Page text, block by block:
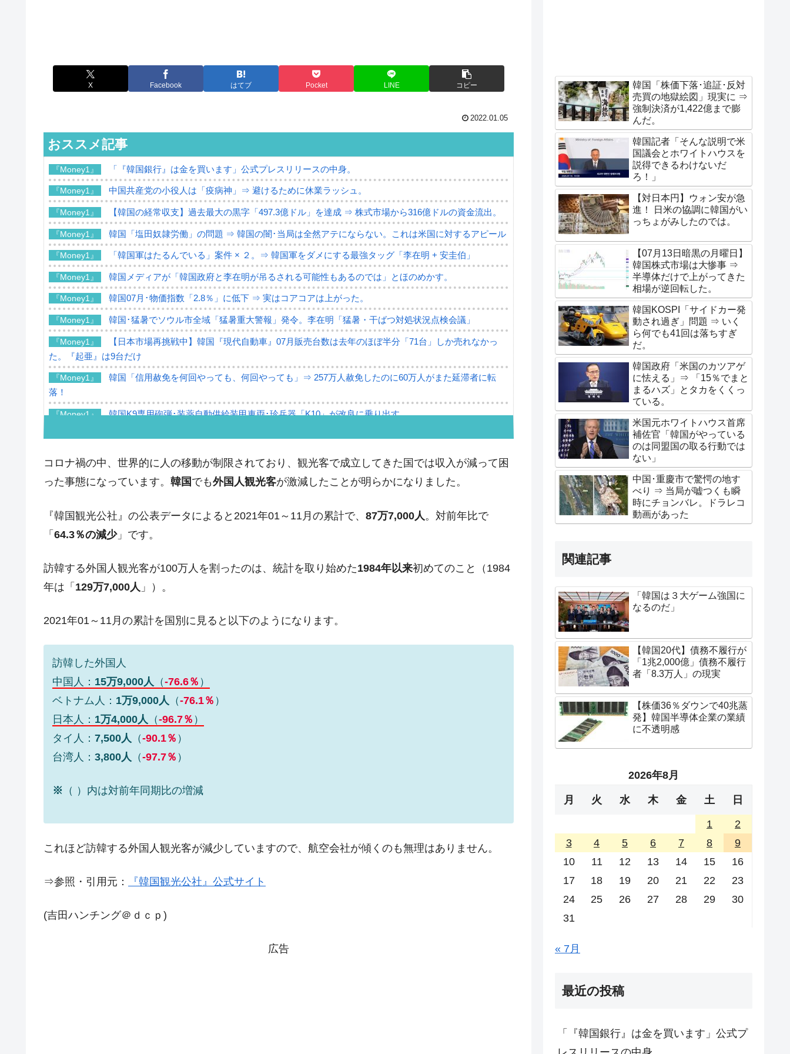
X Facebook はてブ Pocket LINE コピー
2022.01.05
おススメ記事
『Money1』 「『韓国銀行』は金を買います」公式プレスリリースの中身。
『Money1』 中国共産党の小役人は「疫病神」⇒ 避けるために休業ラッシュ。
『Money1』 【韓国の経常収支】過去最大の黒字「497.3億ドル」を達成 ⇒ 株式市場から316億ドルの資金流出。
『Money1』 韓国「塩田奴隷労働」の問題 ⇒ 韓国の闇･当局は全然アテにならない。これは米国に対するアピール
『Money1』 「韓国軍はたるんでいる」案件 × ２。⇒ 韓国軍をダメにする最強タッグ「李在明 + 安圭伯」
『Money1』 韓国メディアが「韓国政府と李在明が吊るされる可能性もあるのでは」とほのめかす。
『Money1』 韓国07月･物価指数「2.8％」に低下 ⇒ 実はコアコアは上がった。
『Money1』 韓国･猛暑でソウル市全域「猛暑重大警報」発令。李在明「猛暑・干ばつ対処状況点検会議」
『Money1』
【日本市場再挑戦中】韓国『現代自動車』07月販売台数は去年のほぼ半分「71台」しか売れなかっ
た。『起亜』は9台だけ
『Money1』
韓国「信用赦免を何回やっても、何回やっても」⇒ 257万人赦免したのに60万人がまた延滞者に転
落！
『Money1』 韓国K9専用砲弾･装薬自動供給装甲車両･珍兵器「K10」が改良に乗り出す。
『Money1』 韓国･李在明「青年層の雇用状況が悪い。せや、若者に起業させよう」⇒ どんな雇用対策だソレ。
『Money1』 【韓国の外貨準備】2026年07月は4,279億ドル。外平債の発行「19.4億ドル」
『Money1』 韓国･李在明さっそく不動産対策で浅薄な発言。
『Money1』 韓国は「中国と同じく」投資に不適格な国だ。
『Money1』 『韓国銀行』が「金の保有量を増やします」⇒「金を経由するドル入手」手段ではないのか？
『Money1』 韓国･外為取引量「1日当たり1,214.4億ドル」まで拡大 ⇒ 海外資金の動きに強く左右される状態
韓国大統領府ボンクラ政策室長が告発された ⇒ 国家が行った恐るべき株価操作であり、空前の国政
壟断
『Money1』 韓国･警察職員が「丸刈りになって抗議活動」
『Money1』 中国だけが鉄鋼輸出を異常増加させる ⇒ 中国の過剰生産が世界を蝕む。
『Money1』 韓国製造業「半導体絶好調」のウラで他業種は全般的「不調」⇒ PSIが示す現況は決して良くない。
【米韓激突案件】韓国消費者院が『クーパン』1人当たり賠償10万ウォンを認定 ⇒ 総額3兆7,000億
『Money1』 韓国で猛暑。南東部では干ばつ
『Money1』 【対日本円】ウォン安が急進！ 日米の協調に韓国がいっちょがみしたのでは。
『Money1』
在韓米国大使スティールが着韓！⇒ さっそく空港に詰めかけ「出て行け！」「極右勢力」のプラカー
『Money1』 韓国政府「2035年までに18.4GW規模のAIデータセンター整備」⇒ だから無理だってば。
『Money1』 JPモルガン「韓国レバレッジETFの清算はほぼ終わった」
韓国政府「ニセＫ-ブランドを通報しようキャンペーン」⇒ あの名物教授も登場！
コロナ禍の中、世界的に人の移動が制限されており、観光客で成立してきた国では収入が減って困
った事態になっています。 韓国 でも外国人観光客が激減したことが明らかになりました。
『韓国観光公社』の公表データによると2021年01～11月の累計で、 87万7,000人 。対前年比で
「 64.3％の減少」です。
訪韓する外国人観光客が100万人を割ったのは、統計を取り始めた1984年以来初めてのこと（1984
年は「 129万7,000人 」）。
2021年01～11月の累計を国別に見ると以下のようになります。
訪韓した外国人
中国人： 15万9,000人 （-76.6％ ）
ベトナム人： 1万9,000人 （-76.1％ ）
日本人： 1万4,000人 （-96.7％ ）
タイ人： 7,500人 （-90.1％ ）
台湾人： 3,800人 （-97.7％ ）
※ （ ）内は対前年同期比の増減
これほど訪韓する外国人観光客が減少していますので、航空会社が傾くのも無理はありません。
⇒参照・引用元： 『韓国観光公社』公式サイト
(吉田ハンチング＠ｄｃｐ)
広告
韓国「株価下落･追証･反対
売買の地獄絵図」現実に ⇒
強制決済が1,422億まで膨
んだ。
韓国記者「そんな説明で米
国議会とホワイトハウスを
説得できるわけないだ
ろ！」
【対日本円】ウォン安が急
進！ 日米の協調に韓国がい
っちょがみしたのでは。
【07月13日暗黒の月曜日】
韓国株式市場は大惨事 ⇒
半導体だけで上がってきた
相場が逆回転した。
韓国KOSPI「サイドカー発
動され過ぎ」問題 ⇒ いく
ら何でも41回は落ちすぎ
だ。
韓国政府「米国のカツアゲ
に怯える」⇒ 「15％でまと
まるハズ」とタカをくくっ
ている。
米国元ホワイトハウス首席
補佐官「韓国がやっている
のは同盟国の取る行動では
ない」
中国･重慶市で驚愕の地す
べり ⇒ 当局が嘘つくも瞬
時にチョンバレ。ドラレコ
動画があった
関連記事
「韓国は３大ゲーム強国に
なるのだ」
【韓国20代】債務不履行が
「1兆2,000億」債務不履行
者「8.3万人」の現実
【株価36％ダウンで40兆蒸
発】韓国半導体企業の業績
に不透明感
2026年8月
月 火 水 木 金 土 日
1
2
3
4 5 6 7 8
9
10
11 12 13 14 15
16
17
18 19 20 21 22
23
24
25 26 27 28 29
30
31
« 7月
最近の投稿
「『韓国銀行』は金を買います」公式プ